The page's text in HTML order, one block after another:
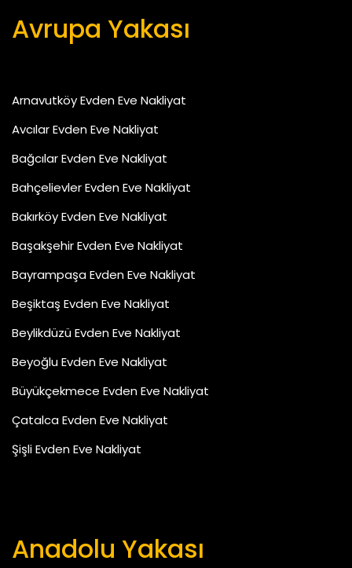
Avrupa Yakası
Arnavutköy Evden Eve Nakliyat
Avcılar Evden Eve Nakliyat
Bağcılar Evden Eve Nakliyat
Bahçelievler Evden Eve Nakliyat
Bakırköy Evden Eve Nakliyat
Başakşehir Evden Eve Nakliyat
Bayrampaşa Evden Eve Nakliyat
Beşiktaş Evden Eve Nakliyat
Beylikdüzü Evden Eve Nakliyat
Beyoğlu Evden Eve Nakliyat
Büyükçekmece Evden Eve Nakliyat
Çatalca Evden Eve Nakliyat
Şişli Evden Eve Nakliyat
Anadolu Yakası